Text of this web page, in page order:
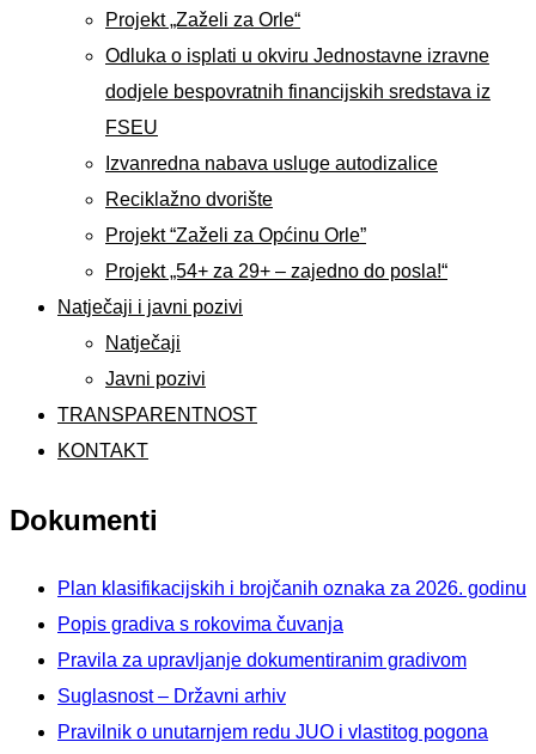
Projekt „Zaželi za Orle“
Odluka o isplati u okviru Jednostavne izravne
dodjele bespovratnih financijskih sredstava iz
FSEU
Izvanredna nabava usluge autodizalice
Reciklažno dvorište
Projekt “Zaželi za Općinu Orle”
Projekt „54+ za 29+ – zajedno do posla!“
Natječaji i javni pozivi
Natječaji
Javni pozivi
TRANSPARENTNOST
KONTAKT
Dokumenti
Plan klasifikacijskih i brojčanih oznaka za 2026. godinu
Popis gradiva s rokovima čuvanja
Pravila za upravljanje dokumentiranim gradivom
Suglasnost – Državni arhiv
Pravilnik o unutarnjem redu JUO i vlastitog pogona